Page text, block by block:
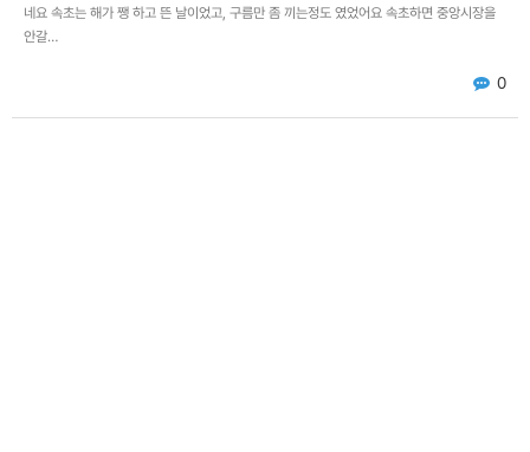
네요 속초는 해가 쨍 하고 뜬 날이었고, 구름만 좀 끼는정도 였었어요 속초하면 중앙시장을
안갈…
0